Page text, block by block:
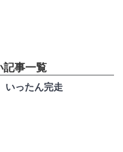
記事一覧
いったん完走